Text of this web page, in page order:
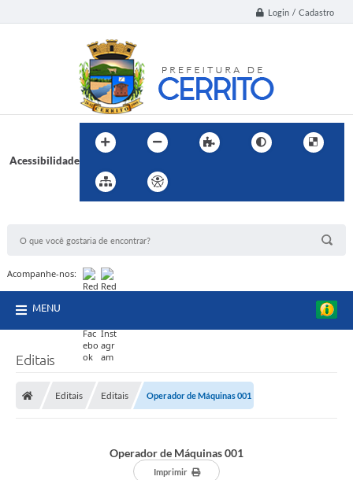
Login / Cadastro
Acessibilidade
Acompanhe-nos:
MENU
Editais
Editais Editais Operador de Máquinas 001
Operador de Máquinas 001
Imprimir